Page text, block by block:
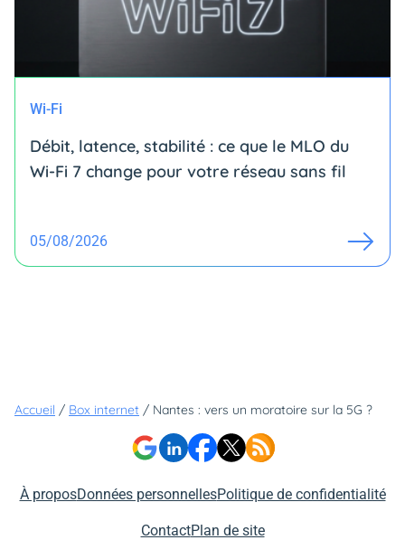
Wi-Fi
Débit, latence, stabilité : ce que le MLO du
Wi-Fi 7 change pour votre réseau sans fil
05/08/2026
Accueil / Box internet / Nantes : vers un moratoire sur la 5G ?
À proposDonnées personnellesPolitique de confidentialité
ContactPlan de site